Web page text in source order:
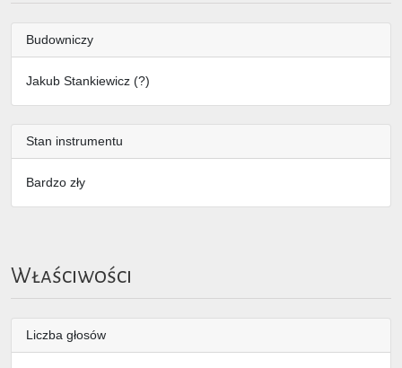
Budowniczy
Jakub Stankiewicz (?)
Stan instrumentu
Bardzo zły
Właściwości
Liczba głosów